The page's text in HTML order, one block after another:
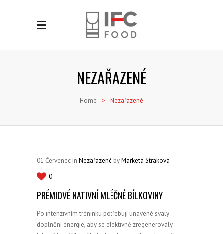
NEZAŘAZENÉ
Home > Nezařazené
01 Červenec In Nezařazené byMarketa Straková
0
PRÉMIOVÉ NATIVNÍ MLÉČNÉ BÍLKOVINY
Po intenzivním tréninku potřebují unavené svaly
doplnění energie, aby se efektivně zregenerovaly.